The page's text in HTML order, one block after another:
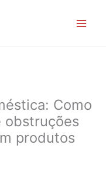
Como
obstruções
produtos